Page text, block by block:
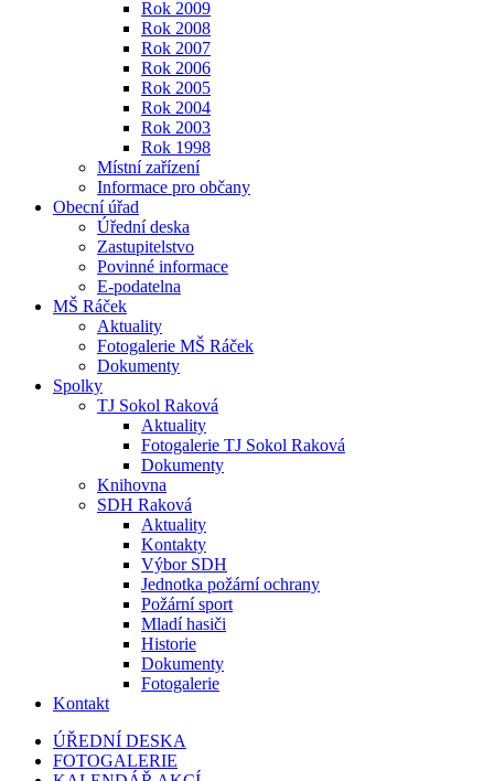
Rok 2009
Rok 2008
Rok 2007
Rok 2006
Rok 2005
Rok 2004
Rok 2003
Rok 1998
Místní zařízení
Informace pro občany
Obecní úřad
Úřední deska
Zastupitelstvo
Povinné informace
E-podatelna
MŠ Ráček
Aktuality
Fotogalerie MŠ Ráček
Dokumenty
Spolky
TJ Sokol Raková
Aktuality
Fotogalerie TJ Sokol Raková
Dokumenty
Knihovna
SDH Raková
Aktuality
Kontakty
Výbor SDH
Jednotka požární ochrany
Požární sport
Mladí hasiči
Historie
Dokumenty
Fotogalerie
Kontakt
ÚŘEDNÍ DESKA
FOTOGALERIE